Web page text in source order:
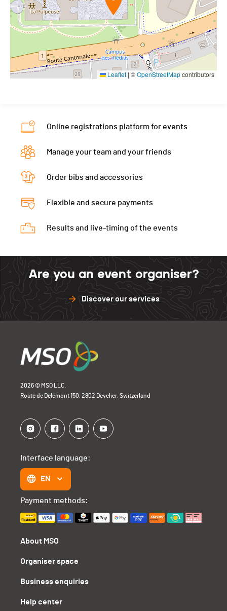
Leaflet | ©OpenStreetMapcontributors
Online registrations platform for events
Manage your team and your friends
Order bibs and accessories
Flexible and secure payments
Results and live-timing of the events
Are you an event organiser?
Discover our services
2026 © MSO LLC.
Route de Delémont 150, 2802 Develier, Switzerland
About MSO
Organiser space
Business enquiries
Help center
Interface language:
EN
Payment methods: